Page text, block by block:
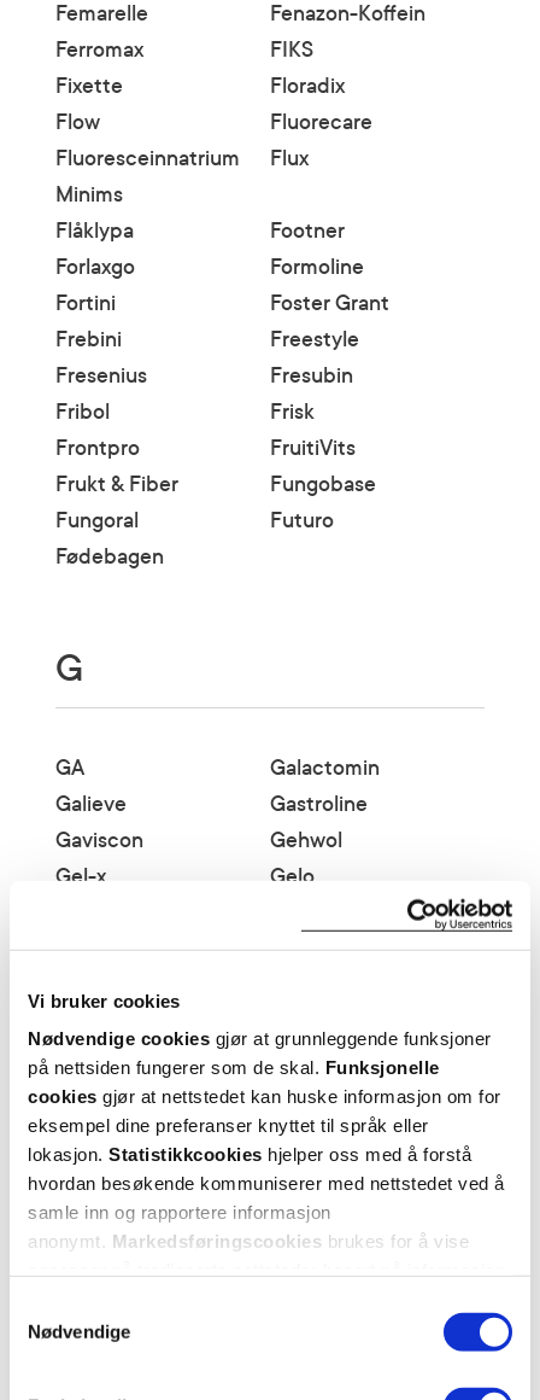
Vi bruker cookies
Nødvendige cookies gjør at grunnleggende funksjoner
på nettsiden fungerer som de skal. Funksjonelle
cookies gjør at nettstedet kan huske informasjon om for
eksempel dine preferanser knyttet til språk eller
lokasjon. Statistikkcookies hjelper oss med å forstå
hvordan besøkende kommuniserer med nettstedet ved å
samle inn og rapportere informasjon
anonymt. Markedsføringscookies brukes for å vise
Nødvendige
Femarelle
Fenazon-Koffein
Ferromax
FIKS
Fixette
Floradix
Flow
Fluorecare
Fluoresceinnatrium
Minims
Flux
Flåklypa
Footner
Forlaxgo
Formoline
Fortini
Foster Grant
Frebini
Freestyle
Fresenius
Fresubin
Fribol
Frisk
Frontpro
FruitiVits
Frukt & Fiber
Fungobase
Fungoral
Futuro
Fødebagen
G
GA
Galactomin
Galieve
Gastroline
Gaviscon
Gehwol
Gel-x
Gelo
Gerlasan
Gevita
Glucosamin Orifarm
Gluten GO
Glycinello
Glöd Sophie Elise
Good For Me
Granberg
Granon
Granudacyn
Great Earth
Gum
H